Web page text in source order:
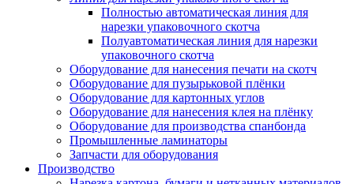
Полностью автоматическая линия для
нарезки упаковочного скотча
Полуавтоматическая линия для нарезки
упаковочного скотча
Оборудование для нанесения печати на скотч
Оборудование для пузырьковой плёнки
Оборудование для картонных углов
Оборудование для нанесения клея на плёнку
Оборудование для производства спанбонда
Промышленные ламинаторы
Запчасти для оборудования
Производство